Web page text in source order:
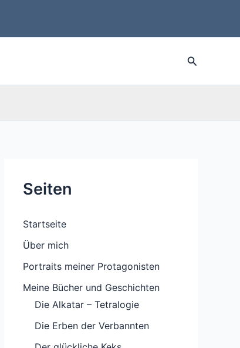
Suche
Seiten
Startseite
Über mich
Portraits meiner Protagonisten
Meine Bücher und Geschichten
Die Alkatar – Tetralogie
Die Erben der Verbannten